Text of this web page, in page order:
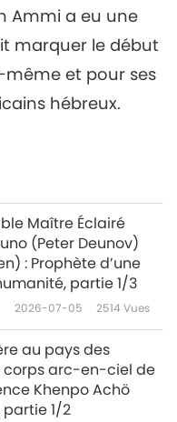
Ammi a eu une
marquer le début
même et pour ses
hébreux.
Maître Éclairé
(Peter Deunov)
: Prophète d’une
partie 1/3
2026-07-05 2514 Vues
au pays des
corps arc-en-ciel de
Khenpo Achö
partie 1/2